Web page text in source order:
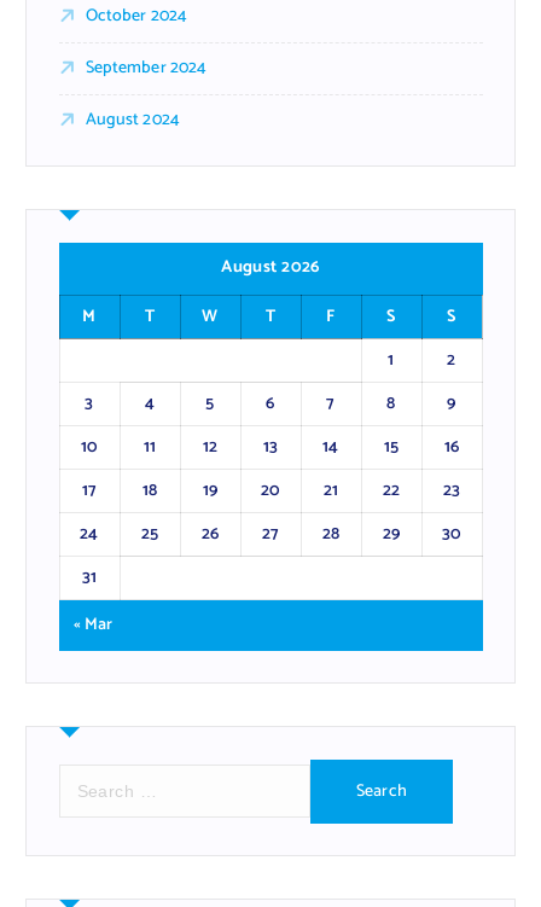
October 2024
September 2024
August 2024
August 2026
M
T W T F S
S
1
2
3
4 5 6 7 8
9
10
11 12 13 14 15
16
17
18 19 20 21 22
23
24
25 26 27 28 29
30
31
« Mar
r